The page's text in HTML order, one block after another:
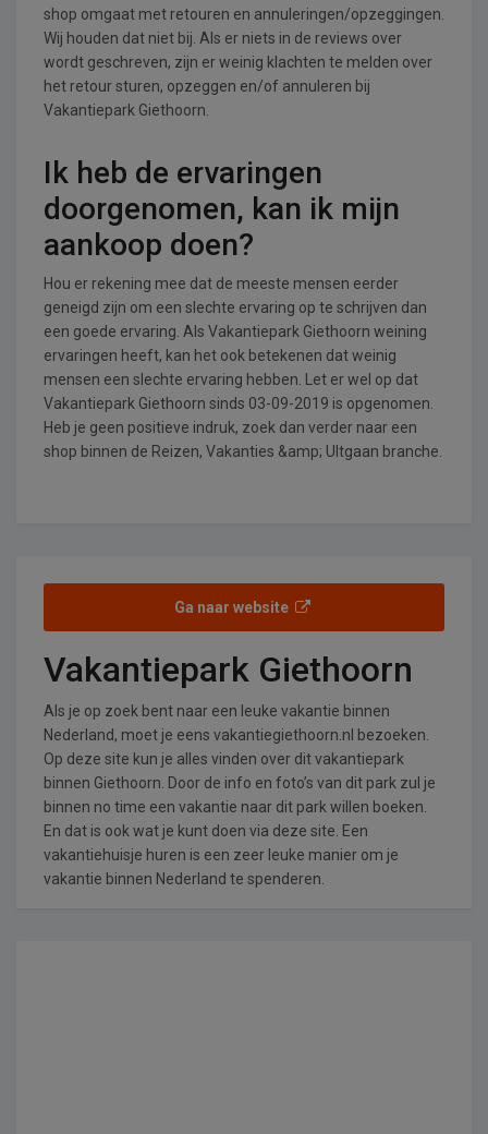
shop omgaat met retouren en annuleringen/opzeggingen.
Wij houden dat niet bij. Als er niets in de reviews over
wordt geschreven, zijn er weinig klachten te melden over
het retour sturen, opzeggen en/of annuleren bij
Vakantiepark Giethoorn.
Ik heb de ervaringen
doorgenomen, kan ik mijn
aankoop doen?
Hou er rekening mee dat de meeste mensen eerder
geneigd zijn om een slechte ervaring op te schrijven dan
een goede ervaring. Als Vakantiepark Giethoorn weining
ervaringen heeft, kan het ook betekenen dat weinig
mensen een slechte ervaring hebben. Let er wel op dat
Vakantiepark Giethoorn sinds 03-09-2019 is opgenomen.
Heb je geen positieve indruk, zoek dan verder naar een
shop binnen de Reizen, Vakanties &amp; UItgaan branche.
Ga naar website
Vakantiepark Giethoorn
Als je op zoek bent naar een leuke vakantie binnen
Nederland, moet je eens vakantiegiethoorn.nl bezoeken.
Op deze site kun je alles vinden over dit vakantiepark
binnen Giethoorn. Door de info en foto’s van dit park zul je
binnen no time een vakantie naar dit park willen boeken.
En dat is ook wat je kunt doen via deze site. Een
vakantiehuisje huren is een zeer leuke manier om je
vakantie binnen Nederland te spenderen.